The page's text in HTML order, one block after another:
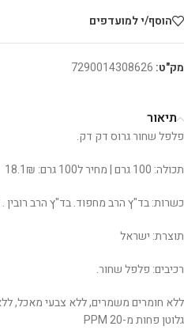
הוסף/י למועדפים
מק"ט: 7290014308626
תיאור
פלפל שחור גרוס דק דק.
תכולה: 100 גרם | מחיר ל100 גרם: 18.1₪
כשרות: בד"ץ הרב מחפוד. בד"ץ הרב רובין .
תוצרת: ישראל
רכיבים: פלפל שחור.
ללא חומרים משמרים, ללא צבעי מאכל,
גלוטן פחות מ-20 PPM